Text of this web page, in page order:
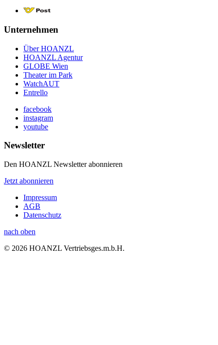
Unternehmen
Über HOANZL
HOANZL Agentur
GLOBE Wien
Theater im Park
WatchAUT
Entrello
facebook
instagram
youtube
Newsletter
Den HOANZL Newsletter abonnieren
Jetzt abonnieren
Impressum
AGB
Datenschutz
nach oben
© 2026 HOANZL Vertriebsges.m.b.H.